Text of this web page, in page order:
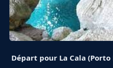
Départ pour La Cala (Porto